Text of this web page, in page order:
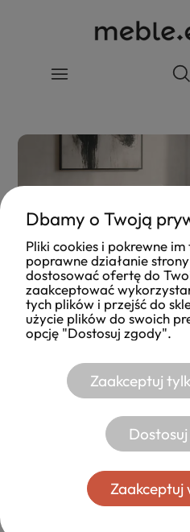
PRAKTYCZNE I
Narożniki
Istnieje szereg
mogą znacząco
wnętrza, w którym
Dbamy o Twoją
Pliki cookies i pokrewne
poprawne działanie
dostosować ofertę do
zaakceptować
tych plików i przejść do
użycie plików do swoich
opcję "Dostosuj zgody".
Zaakceptuj
Zaakceptuj